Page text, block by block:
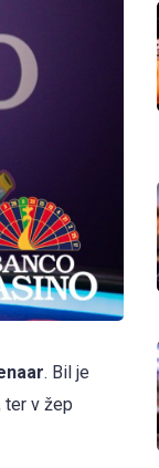
. Bil je
ter v žep